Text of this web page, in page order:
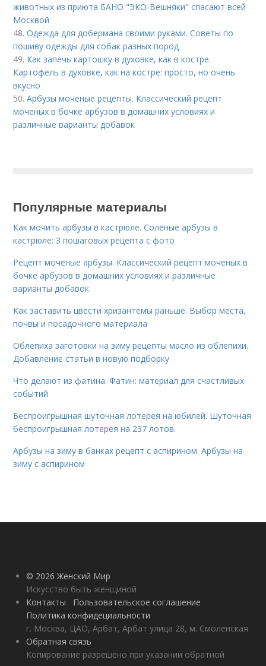
животных из приюта БАНО "ЭКО-Вешняки" спасают всей
Москвой
48.Одежда для добермана своими руками. Советы по
пошиву одежды для собак разных пород
49. Как запечь картошку в духовке, как в костре.
Картофель в духовке, как на костре: просто, но очень
вкусно
50.Арбузы моченые рецепты. Классический рецепт
моченых в бочке арбузов в домашних условиях и
различные варианты добавок
Популярные материалы
Как мочить арбузы в кастрюле. Соленые арбузы в
кастрюле: 3 пошаговых рецепта с фото
Рецепт моченые арбузы. Классический рецепт моченых в
бочке арбузов в домашних условиях и различные
варианты добавок
Как заставить цвести хризантемы раньше. Выбор места,
почвы и посадочного материала
Облепиха заготовки на зиму рецепты масло из облепихи.
Добавление статьи в новую подборку
Что делают из фатина. Фатин: материал для счастливых
событий
Беспроигрышная шуточная лотерея на юбилей. Шуточная
беспроигрышная лотерея на 237 лотов.
Арбузы на зиму в банках рецепт с аспирином. Арбузы на
зиму с аспирином
© 2026 Женский Мир
Искусство быть женщиной
Контакты
Пользовательское соглашение
Политика конфидециальности
г. Москва, ЦАО, Арбат, Арбат улица 28, м. Смоленская
Обратная связь
Копирование разрешено при указании обратной